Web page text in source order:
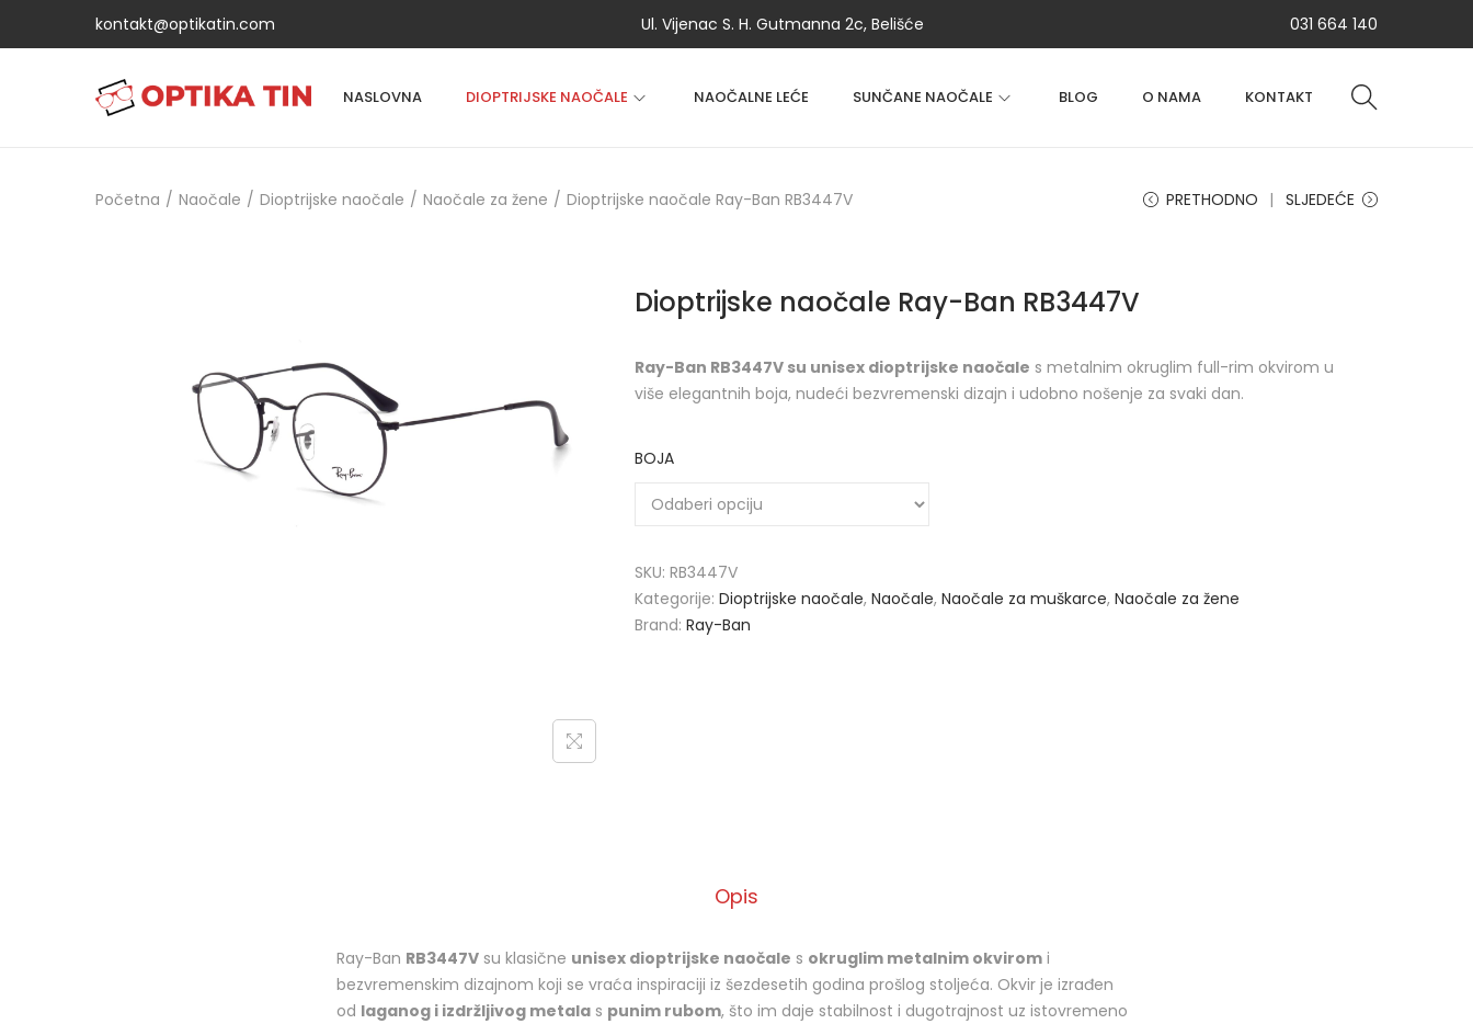
kontakt@optikatin.com Ul. Vijenac S. H. Gutmanna 2c, Belišće 031 664 140
NASLOVNA DIOPTRIJSKE NAOČALE NAOČALNE LEĆE SUNČANE NAOČALE BLOG O NAMA KONTAKT
Početna / Naočale / Dioptrijske naočale / Naočale za žene / Dioptrijske naočale Ray-Ban RB3447V PRETHODNO SLJEDEĆE
Dioptrijske naočale Ray-Ban RB3447V
Ray-Ban RB3447V su unisex dioptrijske naočale s metalnim okruglim full-rim okvirom u
više elegantnih boja, nudeći bezvremenski dizajn i udobno nošenje za svaki dan.
BOJA
SKU:RB3447V
Kategorije:Dioptrijske naočale,Naočale,Naočale za muškarce,Naočale za žene
Brand:Ray-Ban
Opis
Ray-Ban RB3447V su klasične unisex dioptrijske naočale s okruglim metalnim okvirom i
bezvremenskim dizajnom koji se vraća inspiraciji iz šezdesetih godina prošlog stoljeća. Okvir je izrađen
od laganog i izdržljivog metala s punim rubom, što im daje stabilnost i dugotrajnost uz istovremeno